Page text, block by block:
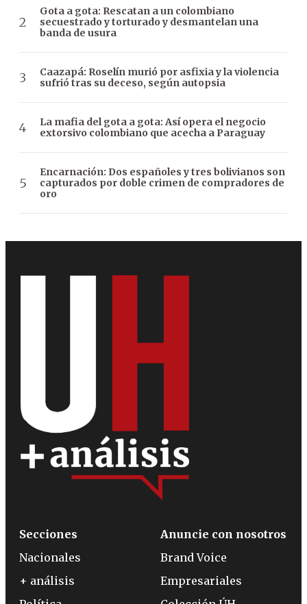
Gota a gota: Rescatan a un colombiano
secuestrado y torturado y desmantelan una
banda de usura
Caazapá: Roselín murió por asfixia y la violencia
sufrió tras su deceso, según autopsia
La mafia del gota a gota: Así opera el negocio
extorsivo colombiano que acecha a Paraguay
Encarnación: Dos españoles y tres bolivianos son
capturados por doble crimen de compradores de
oro
Secciones
Nacionales
+ análisis
Anuncie con nosotros
Brand Voice
Empresariales